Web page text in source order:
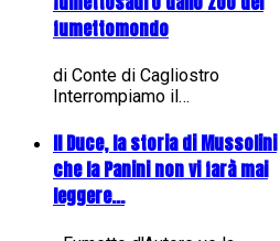
fumettomondo
di Conte di Cagliostro
Interrompiamo il…
Il Duce, la storia di Mussolini
che la Panini non vi farà mai
leggere...